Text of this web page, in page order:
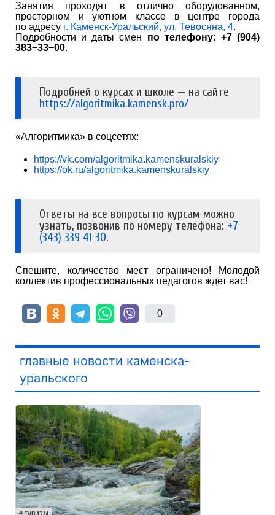
Занятия проходят в отлично оборудованном,
просторном и уютном классе в центре города
по адресу г. Каменск-Уральский, ул. Тевосяна, 4.
Подробности и даты смен по телефону: +7 (904)
383−33−00.
Подробней о курсах и школе — на сайте
https://algoritmika.kamensk.pro/
«Алгоритмика» в соцсетях:
https://vk.com/algoritmika.kamenskuralskiy
https://ok.ru/algoritmika.kamenskuralskiy
Ответы на все вопросы по курсам можно
узнать, позвонив по номеру телефона: +7
(343) 339 41 30.
Спешите, количество мест ограничено! Молодой
коллектив профессиональных педагогов ждет вас!
0
главные новости каменска-
уральского